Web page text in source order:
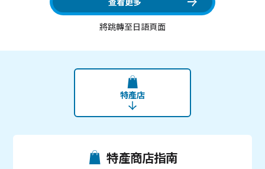
將跳轉至日語頁面
特產店
特產商店指南